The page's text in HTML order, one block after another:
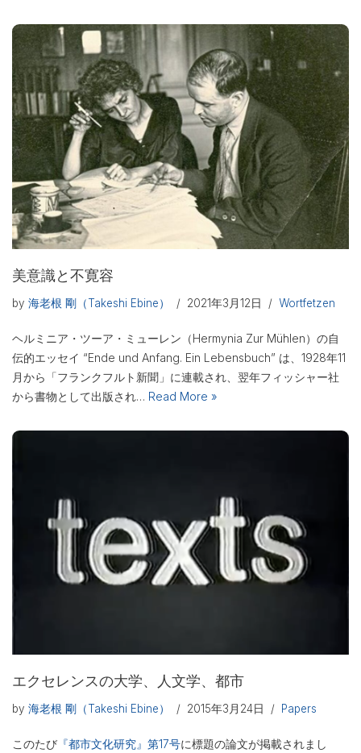
美意識と不寛容
by 海老根 剛（Takeshi Ebine） 2021年3月12日 Wortfetzen
ヘルミニア・ツーア・ミューレン（Hermynia Zur Mühlen）の自
伝的エッセイ “Ende und Anfang. Ein Lebensbuch” は、1928年11
月から「フランクフルト新聞」に連載され、翌年フィッシャー社
から書物として出版され… Read More »
エクセレンスの大学、人文学、都市
by 海老根 剛（Takeshi Ebine） 2015年3月24日 Papers
このたび 『都市文化研究』第17号に標題の論文が掲載されまし